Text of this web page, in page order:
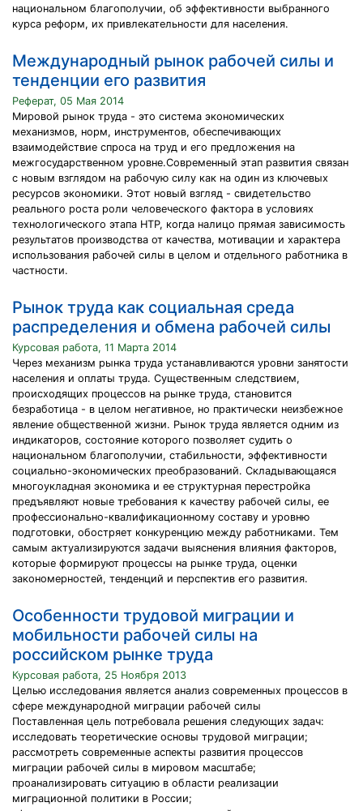
национальном благополучии, об эффективности выбранного
курса реформ, их привлекательности для населения.
Международный рынок рабочей силы и
тенденции его развития
Реферат, 05 Мая 2014
Мировой рынок труда - это система экономических
механизмов, норм, инструментов, обеспечивающих
взаимодействие спроса на труд и его предложения на
межгосударственном уровне.Современный этап развития связан
с новым взглядом на рабочую силу как на один из ключевых
ресурсов экономики. Этот новый взгляд - свидетельство
реального роста роли человеческого фактора в условиях
технологического этапа НТР, когда налицо прямая зависимость
результатов производства от качества, мотивации и характера
использования рабочей силы в целом и отдельного работника в
частности.
Рынок труда как социальная среда
распределения и обмена рабочей силы
Курсовая работа, 11 Марта 2014
Через механизм рынка труда устанавливаются уровни занятости
населения и оплаты труда. Существенным следствием,
происходящих процессов на рынке труда, становится
безработица - в целом негативное, но практически неизбежное
явление общественной жизни. Рынок труда является одним из
индикаторов, состояние которого позволяет судить о
национальном благополучии, стабильности, эффективности
социально-экономических преобразований. Складывающаяся
многоукладная экономика и ее структурная перестройка
предъявляют новые требования к качеству рабочей силы, ее
профессионально-квалификационному составу и уровню
подготовки, обостряет конкуренцию между работниками. Тем
самым актуализируются задачи выяснения влияния факторов,
которые формируют процессы на рынке труда, оценки
закономерностей, тенденций и перспектив его развития.
Особенности трудовой миграции и
мобильности рабочей силы на
российском рынке труда
Курсовая работа, 25 Ноября 2013
Целью исследования является анализ современных процессов в
сфере международной миграции рабочей силы
Поставленная цель потребовала решения следующих задач:
исследовать теоретические основы трудовой миграции;
рассмотреть современные аспекты развития процессов
миграции рабочей силы в мировом масштабе;
проанализировать ситуацию в области реализации
миграционной политики в России;